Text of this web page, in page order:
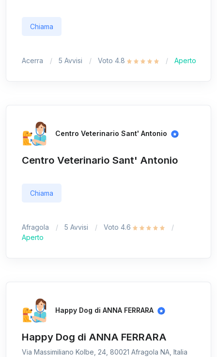
Chiama
Acerra 5 Avvisi Voto 4.8 Aperto
Centro Veterinario Sant' Antonio
Centro Veterinario Sant' Antonio
Chiama
Afragola 5 Avvisi
Voto 4.6
Aperto
Happy Dog di ANNA FERRARA
Happy Dog di ANNA FERRARA
Via Massimiliano Kolbe, 24, 80021 Afragola NA, Italia